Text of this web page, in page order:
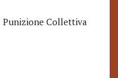
Punizione Collettiva